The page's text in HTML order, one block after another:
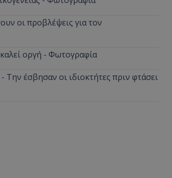
οι προβλέψεις για τον
οργή - Φωτογραφία
έσβησαν οι ιδιοκτήτες πριν φτάσει